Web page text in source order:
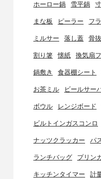
ホーロー鍋 雪平鍋
まな板 ピーラー フ
ミルサー 落し蓋 骨
割り箸 懐紙 換気扇
鍋敷き 食器棚シート
お茶ミル ビールサー
ボウル レンジボード
ビルトインガスコンロ
ナッツクラッカー パ
ランチバッグ プリン
キッチンタイマー 計